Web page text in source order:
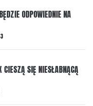
ODPOWIEDNIE NA
SIĘ NIESŁABNĄCĄ